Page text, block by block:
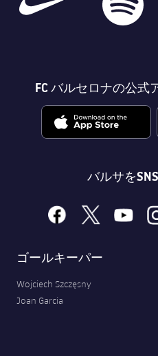
FC バルセロナの公式
バルサを
facebook
x youtube
ゴールキーパー
Wojciech Szczęsny
Joan Garcia